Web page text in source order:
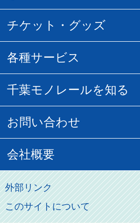
所要時間
空の散歩道
URBAN FLYER時刻表
団体乗車
貸切列車
乗車券の種類
フリーきっぷ
記念切符
割引制度
その他のご案内
パスモのご案内
チケット・グッズ
駅窓口販売チケット
葭川となみグッズ
初音ミクグッズ
俺の妹。
各種サービス
モノちゃんトラベル
広告募集
直営駐車場パーク＆ライド
ステーションギャラリー
千葉モノレールを知る
営業距離世界最長
モノちゃん
お問い合わせ
お客様の声
よくあるご質問
お問い合わせ先
会社概要
会社概要
社長ごあいさつ
外部リンク
このサイトについて